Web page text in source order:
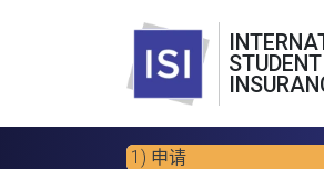
STUDENT
1) 申请